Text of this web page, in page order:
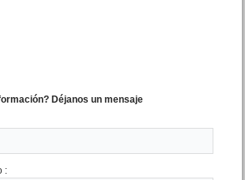
Déjanos un mensaje
: